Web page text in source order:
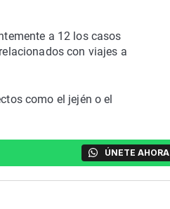
a 12 los casos
con viajes a
como el jején o el
ÚNETE AHORA